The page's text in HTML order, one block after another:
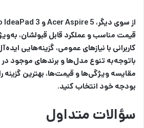
قیمت مناسب و عملکرد قابل قبولشان،
کاربرانی با نیازهای عمومی، گزینه‌هایی
باتوجه‌به تنوع مدل‌ها و برندهای موجود در
مقایسه ویژگی‌ها و قیمت‌ها، بهترین گزینه
بودجه خود انتخاب کنید.
سؤالات متداول